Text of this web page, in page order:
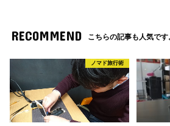
RECOMMEND こちらの記事も人気です
ノマド旅行術